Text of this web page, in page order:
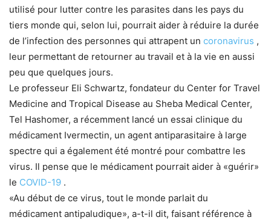
utilisé pour lutter contre les parasites dans les pays du
tiers monde qui, selon lui, pourrait aider à réduire la durée
de l’infection des personnes qui attrapent un coronavirus ,
leur permettant de retourner au travail et à la vie en aussi
peu que quelques jours.
Le professeur Eli Schwartz, fondateur du Center for Travel
Medicine and Tropical Disease au Sheba Medical Center,
Tel Hashomer, a récemment lancé un essai clinique du
médicament Ivermectin, un agent antiparasitaire à large
spectre qui a également été montré pour combattre les
virus. Il pense que le médicament pourrait aider à «guérir»
le COVID-19 .
«Au début de ce virus, tout le monde parlait du
médicament antipaludique», a-t-il dit, faisant référence à